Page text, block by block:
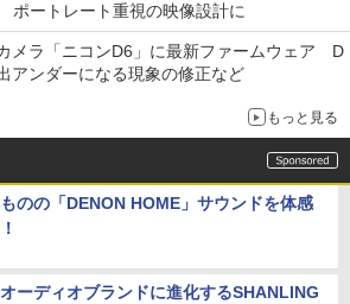
ートレート重視の映像設計に
メラ「ニコンD6」に最新ファームウェア D
アンダーになる現象の修正など
もっと見る
のの「DENON HOME」サウンドを体感
ーディオブランドに進化するSHANLING